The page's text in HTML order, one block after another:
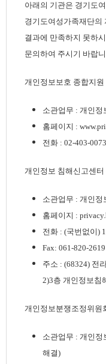
아래의 기관은 경기도
경기도여성가족재단의
결과에 만족하지 못하
문의하여 주시기 바랍
개인정보보호 종합지
소관업무 : 개인정
홈페이지 :
전화 : 02-403-0073
개인정보 침해신고센
소관업무 : 개인정
홈페이지 :
전화 : (국번없이)
Fax: 061-820-2619
주소 : (68324) 전
2)3층 개인정보침
개인정보분쟁조정위원
소관업무 : 개인정
해결)